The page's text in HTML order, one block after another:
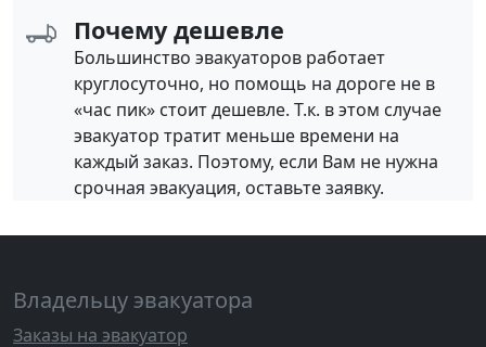
Почему дешевле
Большинство эвакуаторов работает
круглосуточно, но помощь на дороге не в
«час пик» стоит дешевле. Т.к. в этом случае
эвакуатор тратит меньше времени на
каждый заказ. Поэтому, если Вам не нужна
срочная эвакуация, оставьте заявку.
Владельцу эвакуатора
Заказы на эвакуатор